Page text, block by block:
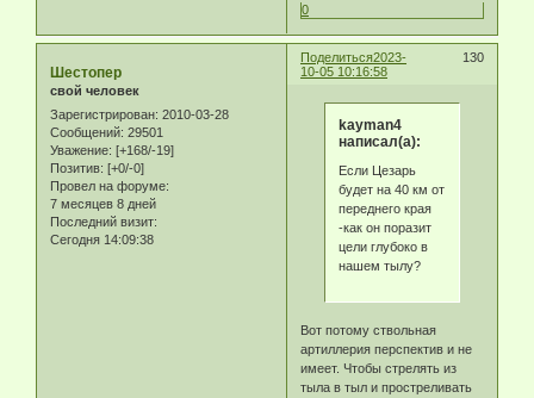
0
Поделиться 130
2023-
10-05 10:16:58
Шестопер
свой человек
Зарегистрирован: 2010-03-28
Сообщений: 29501
Уважение: [+168/-19]
Позитив: [+0/-0]
Провел на форуме:
7 месяцев 8 дней
Последний визит:
Сегодня 14:09:38
kayman4
написал(а):
Если Цезарь
будет на 40 км от
переднего края
-как он поразит
цели глубоко в
нашем тылу?
Вот потому ствольная
артиллерия перспектив и не
имеет. Чтобы стрелять из
тыла в тыл и простреливать